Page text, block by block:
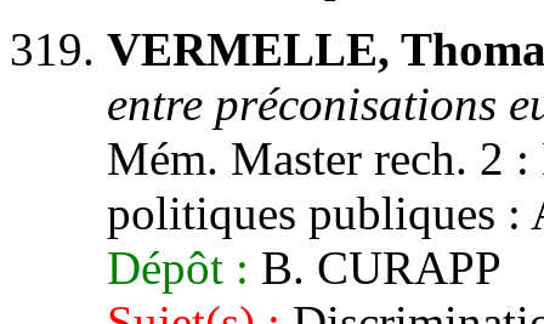
VERMELLE,
entre préconisations
Mém. Master rech. 2
politiques publiques :
Dépôt : B. CURAPP